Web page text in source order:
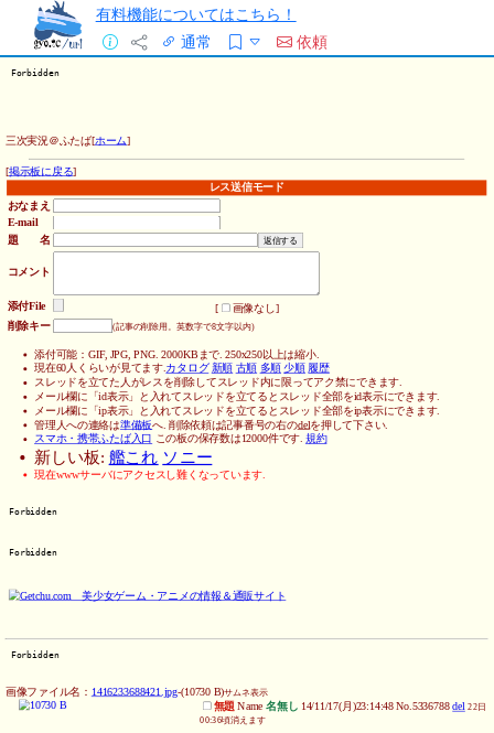
有料機能についてはこちら！
通常
依頼